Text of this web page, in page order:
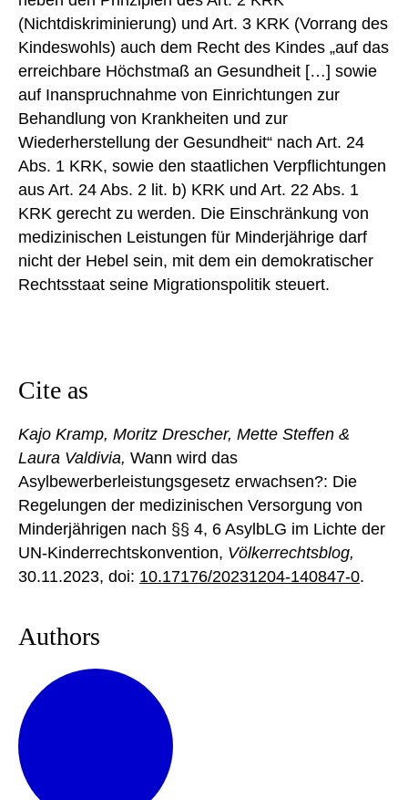
(Nichtdiskriminierung) und Art. 3 KRK (Vorrang des
Kindeswohls) auch dem Recht des Kindes „auf das
erreichbare Höchstmaß an Gesundheit […] sowie
auf Inanspruchnahme von Einrichtungen zur
Behandlung von Krankheiten und zur
Wiederherstellung der Gesundheit“ nach Art. 24
Abs. 1 KRK, sowie den staatlichen Verpflichtungen
aus Art. 24 Abs. 2 lit. b) KRK und Art. 22 Abs. 1
KRK gerecht zu werden. Die Einschränkung von
medizinischen Leistungen für Minderjährige darf
nicht der Hebel sein, mit dem ein demokratischer
Rechtsstaat seine Migrationspolitik steuert.
Cite as
Kajo Kramp, Moritz Drescher, Mette Steffen &
Laura Valdivia, Wann wird das
Asylbewerberleistungsgesetz erwachsen?: Die
Regelungen der medizinischen Versorgung von
Minderjährigen nach §§ 4, 6 AsylbLG im Lichte der
UN-Kinderrechtskonvention, Völkerrechtsblog,
30.11.2023, doi: 10.17176/20231204-140847-0.
Authors